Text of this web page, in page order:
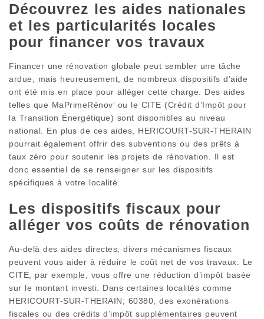
Découvrez les aides nationales
et les particularités locales
pour financer vos travaux
Financer une rénovation globale peut sembler une tâche
ardue, mais heureusement, de nombreux dispositifs d’aide
ont été mis en place pour alléger cette charge. Des aides
telles que MaPrimeRénov’ ou le CITE (Crédit d’Impôt pour
la Transition Énergétique) sont disponibles au niveau
national. En plus de ces aides, HERICOURT-SUR-THERAIN
pourrait également offrir des subventions ou des prêts à
taux zéro pour soutenir les projets de rénovation. Il est
donc essentiel de se renseigner sur les dispositifs
spécifiques à votre localité.
Les dispositifs fiscaux pour
alléger vos coûts de rénovation
Au-delà des aides directes, divers mécanismes fiscaux
peuvent vous aider à réduire le coût net de vos travaux. Le
CITE, par exemple, vous offre une réduction d’impôt basée
sur le montant investi. Dans certaines localités comme
HERICOURT-SUR-THERAIN; 60380, des exonérations
fiscales ou des crédits d’impôt supplémentaires peuvent